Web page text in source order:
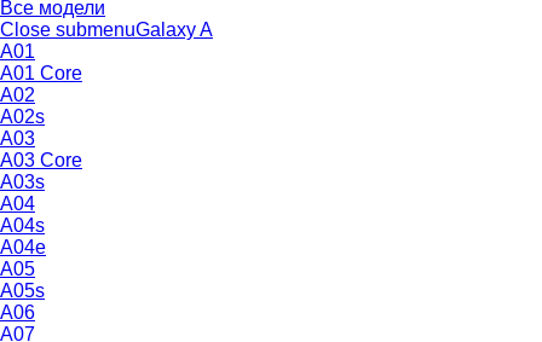
Все модели
Close submenuGalaxy A
A01
A01 Core
A02
A02s
A03
A03 Core
A03s
A04
A04s
A04e
A05
A05s
A06
A07